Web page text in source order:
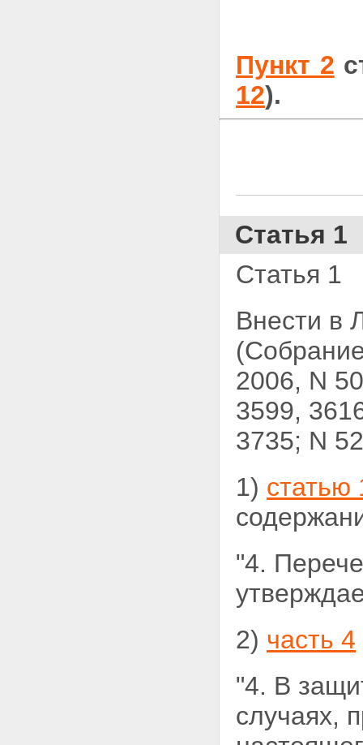
Пункт 2
12).
Статья 1
Статья 1
Внести в
2006, N
3599,
3735; N
1) статью
"4.
2) часть 4
"4. В
случаях,